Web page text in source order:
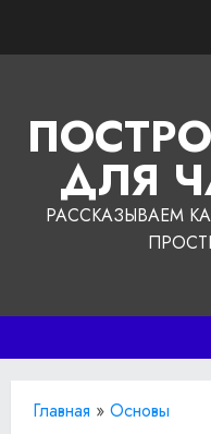
ДЛЯ
РАССКАЗЫВАЕМ
Главная » Основы